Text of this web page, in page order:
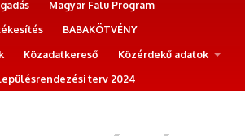
Magyar Falu Program
BABAKÖTVÉNY
Közadatkereső
Közérdekű adatok
terv 2024